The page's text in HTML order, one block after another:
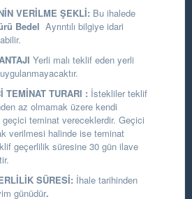
VERİLME ŞEKLİ: Bu ihalede
Bedel Ayrıntılı bilgiye idari
Yerli malı teklif eden yerli
TEMİNAT TURARI : İstekliler teklif
az olmamak üzere kendi
teminat vereceklerdir. Geçici
verilmesi halinde ise teminat
geçerlilik süresine 30 gün ilave
SÜRESİ: İhale tarihinden
günüdür.